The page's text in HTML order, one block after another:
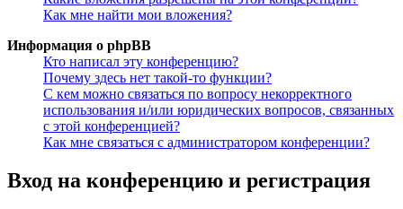
Как мне найти мои вложения?
Информация о phpBB
Кто написал эту конференцию?
Почему здесь нет такой-то функции?
С кем можно связаться по вопросу некорректного
использования и/или юридических вопросов, связанных
с этой конференцией?
Как мне связаться с администратором конференции?
Вход на конференцию и регистрация